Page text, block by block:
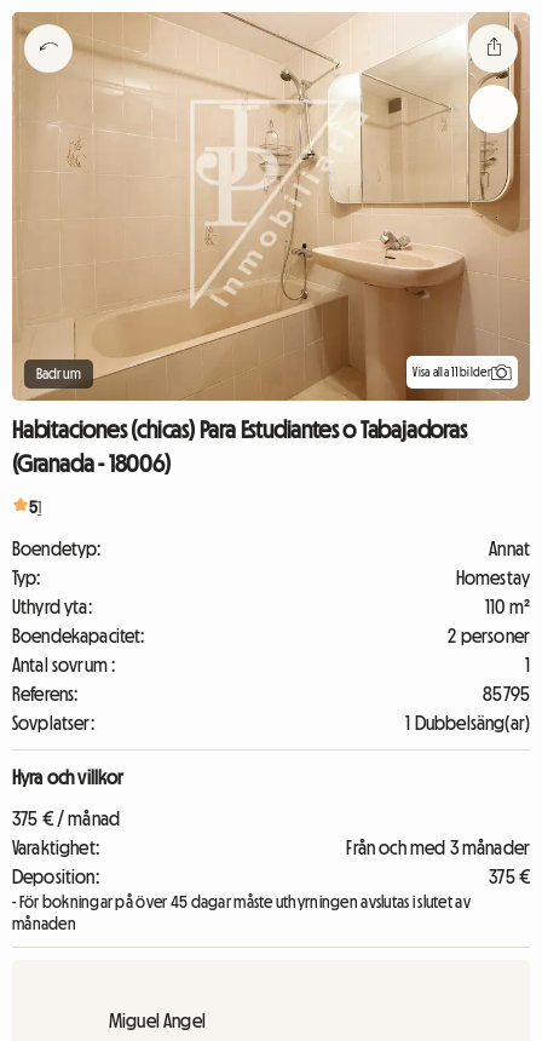
Badrum Visa alla 11 bilder
Habitaciones (chicas) Para Estudiantes o Tabajadoras
(Granada - 18006)
51
Boendetyp:
Annat
Typ:
Homestay
Uthyrd yta:
110 m²
Boendekapacitet:
2 personer
Antal sovrum :
1
Referens:
85795
Sovplatser:
1 Dubbelsäng(ar)
Hyra och villkor
375 € / månad
Varaktighet:
Från och med 3 månader
Deposition:
375 €
- För bokningar på över 45 dagar måste uthyrningen avslutas i slutet av
månaden
Miguel Angel